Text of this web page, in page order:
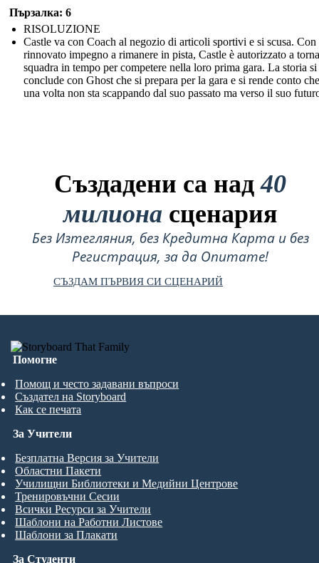
Пързалка: 6
RISOLUZIONE
Castle va con Coach al negozio di articoli sportivi e si scusa. Con
rinnovato impegno a rimanere in pista, Castle è autorizzato a
squadra in tempo per competere nella loro prima gara. La storia si
conclude con Ghost che si prepara per la gara e si rende conto
una volta non sta scappando dal suo passato ma verso il suo
Създадени са над40
милиона сценария
Без Изтегляния, без Кредитна Карта и без
Регистрация, за да Опитате!
СЪЗДАМ ПЪРВИЯ СИ СЦЕНАРИЙ
Помогне
Помощ и често задавани въпроси
Създател на Storyboard
Как се печата
За Студенти
За Учители
Безплатна Версия за Учители
Областни Пакети
Училищни Библиотеки и Медийни Центрове
Тренировъчни Сесии
Всички Ресурси за Учители
Шаблони на Работни Листове
Шаблони за Плакати